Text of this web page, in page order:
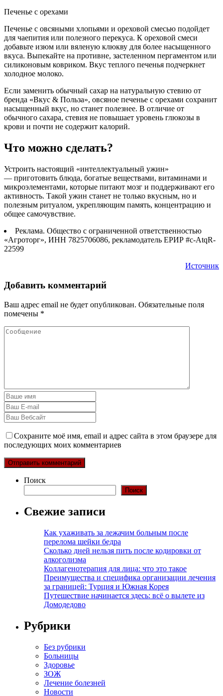
Печенье с орехами
Печенье с овсяными хлопьями и ореховой смесью подойдет
для чаепития или полезного перекуса. К ореховой смеси
добавьте изюм или вяленую клюкву для более насыщенного
вкуса. Выпекайте на противне, застеленном пергаментом или
силиконовым ковриком. Вкус теплого печенья подчеркнет
холодное молоко.
Если заменить обычный сахар на натуральную стевию от
бренда «Вкус & Польза», овсяное печенье с орехами сохранит
насыщенный вкус, но станет полезнее. В отличие от
обычного сахара, стевия не повышает уровень глюкозы в
крови и почти не содержит калорий.
Что можно сделать?
Устроить настоящий «интеллектуальный ужин»
— приготовить блюда, богатые веществами, витаминами и
микроэлементами, которые питают мозг и поддерживают его
активность. Такой ужин станет не только вкусным, но и
полезным ритуалом, укрепляющим память, концентрацию и
общее самочувствие.
Реклама. Общество с ограниченной ответственностью
«Агроторг», ИНН 7825706086, рекламодатель ЕРИР #c-AtqR-
22599
Источник
Добавить комментарий
Ваш адрес email не будет опубликован. Обязательные поля
помечены *
Сохраните моё имя, email и адрес сайта в этом браузере для
последующих моих комментариев
Поиск
Поиск
Свежие записи
Как ухаживать за лежачим больным после
перелома шейки бедра
Сколько дней нельзя пить после кодировки от
алкоголизма
Коллагенотерапия для лица: что это такое
Преимущества и специфика организации лечения
за границей: Турция и Южная Корея
Путешествие начинается здесь: всё о вылете из
Домодедово
Рубрики
Без рубрики
Больницы
Здоровье
ЗОЖ
Лечение болезней
Новости